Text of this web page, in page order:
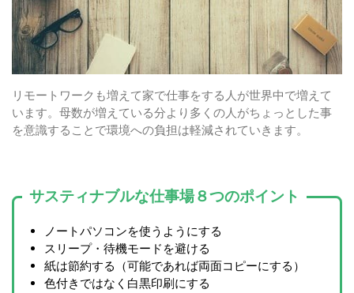
リモートワークも増えて家で仕事をする人が世界中で増えて
います。母数が増えている分より多くの人がちょっとした事
を意識することで環境への負担は軽減されていきます。
サスティナブルな仕事場８つのポイント
ノートパソコンを使うようにする
スリープ・待機モードを避ける
紙は節約する（可能であれば両面コピーにする）
色付きではなく白黒印刷にする